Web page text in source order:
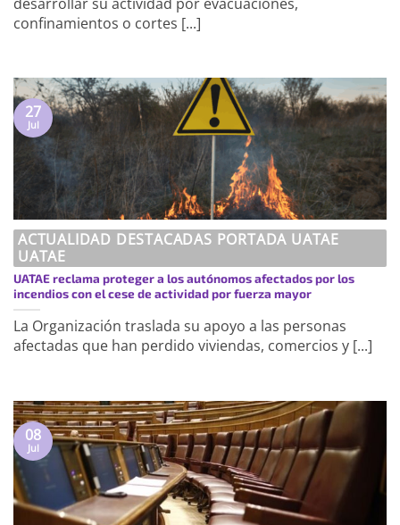
confinamientos o cortes [...]
ACTUALIDAD DESTACADAS PORTADA UATAE
UATAE
UATAE reclama proteger a los autónomos afectados por los
incendios con el cese de actividad por fuerza mayor
La Organización traslada su apoyo a las personas
afectadas que han perdido viviendas, comercios y [...]
27
Jul
08
Jul